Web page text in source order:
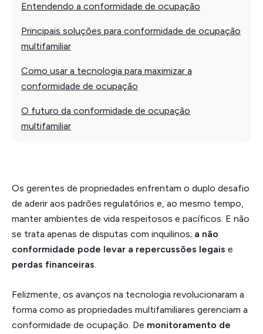
Entendendo a conformidade de ocupação
Principais soluções para conformidade de ocupação
multifamiliar
Como usar a tecnologia para maximizar a
conformidade de ocupação
O futuro da conformidade de ocupação
multifamiliar
Os gerentes de propriedades enfrentam o duplo desafio
de aderir aos padrões regulatórios e, ao mesmo tempo,
manter ambientes de vida respeitosos e pacíficos. E não
se trata apenas de disputas com inquilinos; a não
conformidade pode levar a repercussões legais e
perdas financeiras.
Felizmente, os avanços na tecnologia revolucionaram a
forma como as propriedades multifamiliares gerenciam a
conformidade de ocupação. De monitoramento de